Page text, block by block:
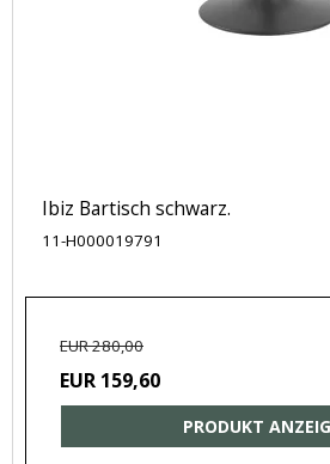
Ibiz Bartisch schwarz.
11-H000019791
EUR 280,00
EUR 159,60
PRODUKT